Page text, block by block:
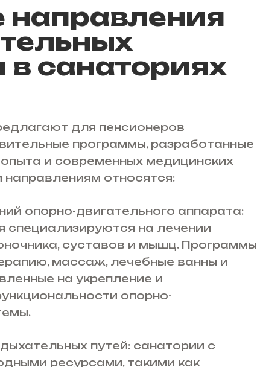
направления
санаториях
для пенсионеров
программы, разработанные
и современных медицинских
направлениям относятся:
опорно-двигательного аппарата:
специализируются на лечении
суставов и мышц. Программы
массаж, лечебные ванны и
на укрепление и
опорно-
путей: санатории с
ресурсами, такими как